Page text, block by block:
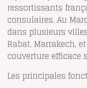
ressortissants
consulaires. Au
dans plusieurs
Rabat, Marrakech,
couverture efficace
Les principales